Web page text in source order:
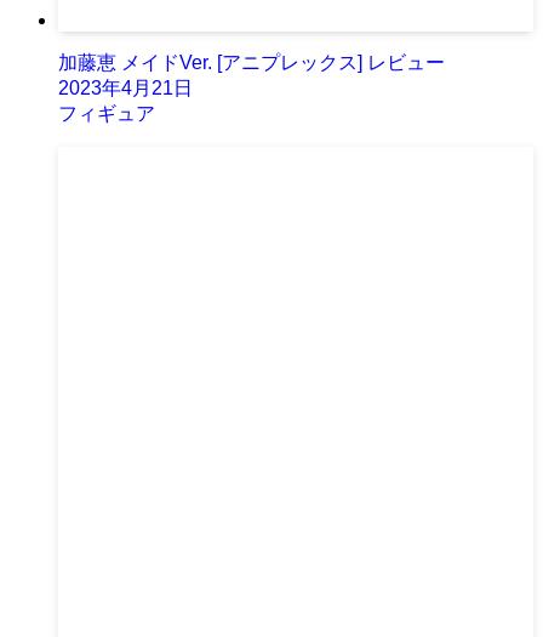
加藤恵 メイドVer. [アニプレックス] レビュー
2023年4月21日
フィギュア